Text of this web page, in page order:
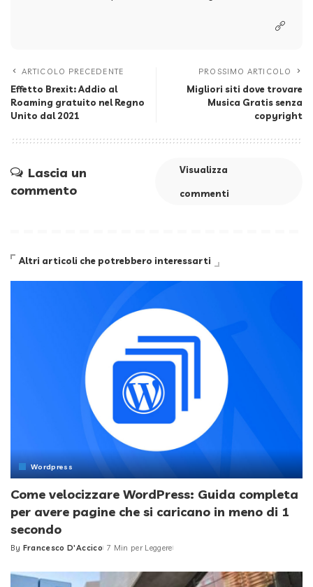
ARTICOLO PRECEDENTE
Effetto Brexit: Addio al
Roaming gratuito nel Regno
Unito dal 2021
PROSSIMO ARTICOLO
Migliori siti dove trovare
Musica Gratis senza
copyright
Lascia un
commento
Visualizza
commenti
Altri articoli che potrebbero interessarti
Wordpress
Come velocizzare WordPress: Guida completa
per avere pagine che si caricano in meno di 1
secondo
Posted
By Francesco D'Accico 7 Min per Leggere